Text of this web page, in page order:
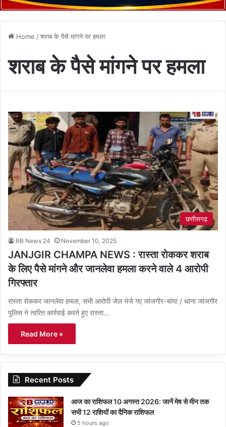
Home /शराब के पैसे मांगने पर हमला
शराब के पैसे मांगने पर हमला
छत्तीसगढ़
RB News 24 November 10, 2025
JANJGIR CHAMPA NEWS : रास्ता रोककर शराब
के लिए पैसे मांगने और जानलेवा हमला करने वाले 4 आरोपी
गिरफ्तार
रास्ता रोककर जानलेवा हमला, सभी आरोपी जेल भेजे गए जांजगीर-चांपा / थाना जांजगीर
पुलिस ने त्वरित कार्रवाई करते हुए रास्ता…
Read More »
Recent Posts
आज का राशिफल 10 अगस्त 2026: जानें मेष से मीन तक
सभी 12 राशियों का दैनिक राशिफल
5 hours ago